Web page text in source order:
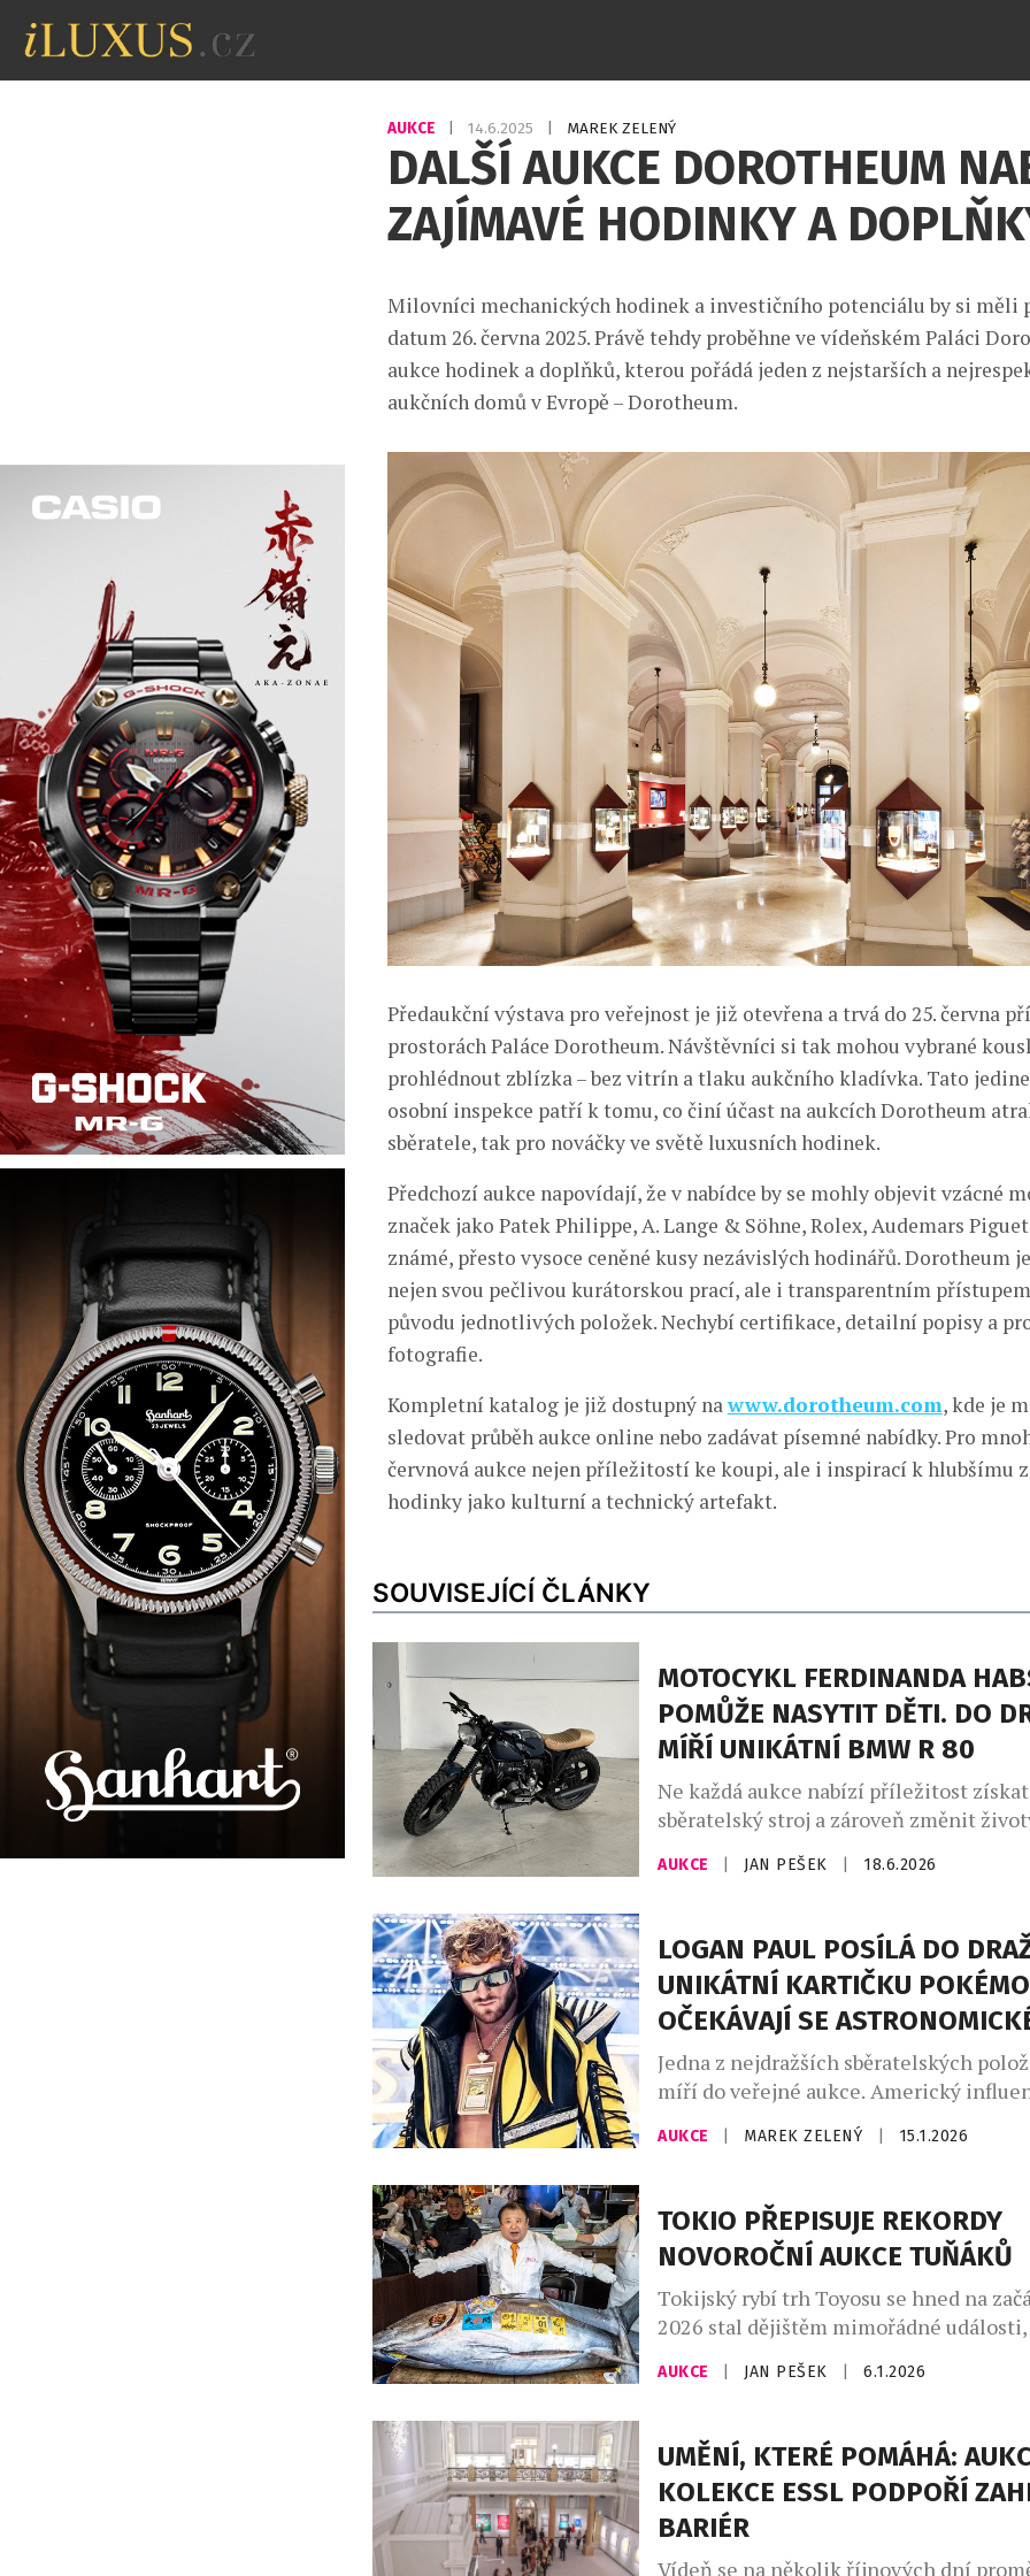
AUKCE 14.6.2025 MAREK ZELENÝ
DALŠÍ AUKCE DOROTHEUM
ZAJÍMAVÉ HODINKY A
Milovníci mechanických hodinek a investičního potenciálu by si měli
datum 26. června 2025. Právě tehdy proběhne ve vídeňském Paláci
aukce hodinek a doplňků, kterou pořádá jeden z nejstarších a
aukčních domů v Evropě – Dorotheum.
Předaukční výstava pro veřejnost je již otevřena a trvá do 25. června
prostorách Paláce Dorotheum. Návštěvníci si tak mohou vybrané
prohlédnout zblízka – bez vitrín a tlaku aukčního kladívka. Tato
osobní inspekce patří k tomu, co činí účast na aukcích Dorotheum
sběratele, tak pro nováčky ve světě luxusních hodinek.
Předchozí aukce napovídají, že v nabídce by se mohly objevit vzácné
značek jako Patek Philippe, A. Lange & Söhne, Rolex, Audemars Piguet,
známé, přesto vysoce ceněné kusy nezávislých hodinářů. Dorotheum je
nejen svou pečlivou kurátorskou prací, ale i transparentním přístupem
původu jednotlivých položek. Nechybí certifikace, detailní popisy a
fotografie.
Kompletní katalog je již dostupný nawww.dorotheum.com, kde je
sledovat průběh aukce online nebo zadávat písemné nabídky. Pro
červnová aukce nejen příležitostí ke koupi, ale i inspirací k hlubšímu
hodinky jako kulturní a technický artefakt.
SOUVISEJÍCÍ ČLÁNKY
MOTOCYKL FERDINANDA
POMŮŽE NASYTIT DĚTI. DO
MÍŘÍ UNIKÁTNÍ BMW R 80
Ne každá aukce nabízí příležitost získat
sběratelský stroj a zároveň změnit
Právě takový příběh stojí za charitativní
motocyklu rakouského závodníka
hodin Le Mans z roku 2021. Výtěžek z
organizaci Mary’s Meals, která zajišťuje
stravování dětem v nejchudších
Draženým strojem […]
AUKCE JAN PEŠEK 18.6.2026
LOGAN PAUL POSÍLÁ DO
UNIKÁTNÍ KARTIČKU
OČEKÁVAJÍ SE
Jedna z nejdražších sběratelských
míří do veřejné aukce. Americký
podnikatel a profesionální wrestler
aktuálně draží extrémně vzácnou
světa sběratelství. Aukce, která probíhá
platformě Goldin Auctions, přitahuje
investorů, fanoušků popkultury i
celém světě. Když si v roce […]
AUKCE MAREK ZELENÝ 15.1.2026
TOKIO PŘEPISUJE REKORDY
NOVOROČNÍ AUKCE TUŇÁKŮ
Tokijský rybí trh Toyosu se hned na
2026 stal dějištěm mimořádné
přepsala aukční historii. Obří tuňák
hmotnosti 243 kilogramů byl vydražen za
kurzu odpovídá zhruba 67,5 milionům
vůbec nejvyšší cenu, jaká kdy byla za
tuňáka zaplacena. Rekordní rybu […]
AUKCE JAN PEŠEK 6.1.2026
UMĚNÍ, KTERÉ POMÁHÁ:
KOLEKCE ESSL PODPOŘÍ
BARIÉR
Vídeň se na několik říjnových dní